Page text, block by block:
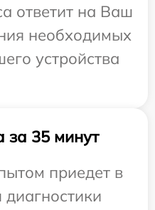
ответит на Ваш
необходимых
устройства
за 35 минут
приедет в